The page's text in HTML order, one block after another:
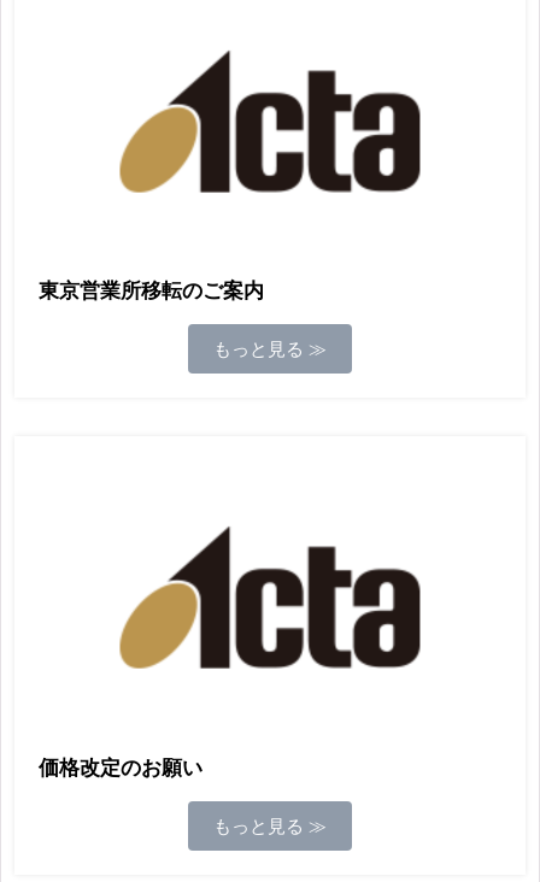
東京営業所移転のご案内
もっと見る ≫
価格改定のお願い
もっと見る ≫